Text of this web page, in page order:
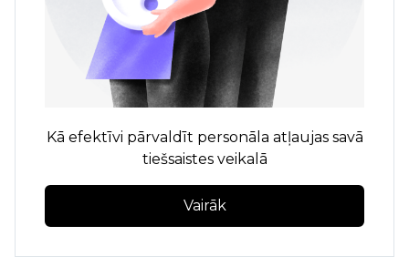
Kā efektīvi pārvaldīt personāla atļaujas savā
tiešsaistes veikalā
Vairāk